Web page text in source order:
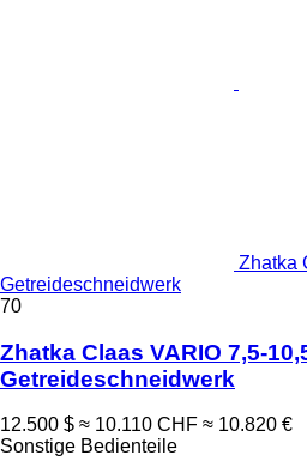
Zhatka
Getreideschneidwerk
70
Zhatka Claas VARIO 7,5-
Getreideschneidwerk
12.500 $ ≈ 10.110 CHF ≈ 10.820 €
Sonstige Bedienteile